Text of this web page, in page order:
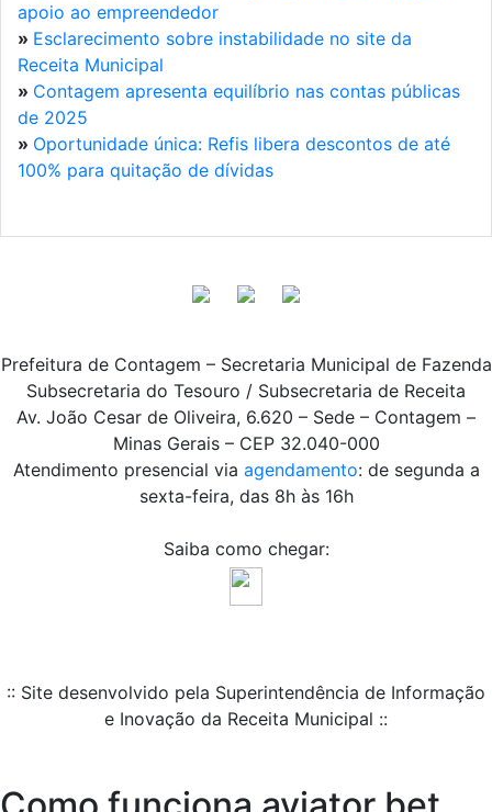
apoio ao empreendedor
» Esclarecimento sobre instabilidade no site da
Receita Municipal
» Contagem apresenta equilíbrio nas contas públicas
de 2025
» Oportunidade única: Refis libera descontos de até
100% para quitação de dívidas
Prefeitura de Contagem – Secretaria Municipal de Fazenda
Subsecretaria do Tesouro / Subsecretaria de Receita
Av. João Cesar de Oliveira, 6.620 – Sede – Contagem –
Minas Gerais – CEP 32.040-000
Atendimento presencial via agendamento: de segunda a
sexta-feira, das 8h às 16h
Saiba como chegar:
:: Site desenvolvido pela Superintendência de Informação
e Inovação da Receita Municipal ::